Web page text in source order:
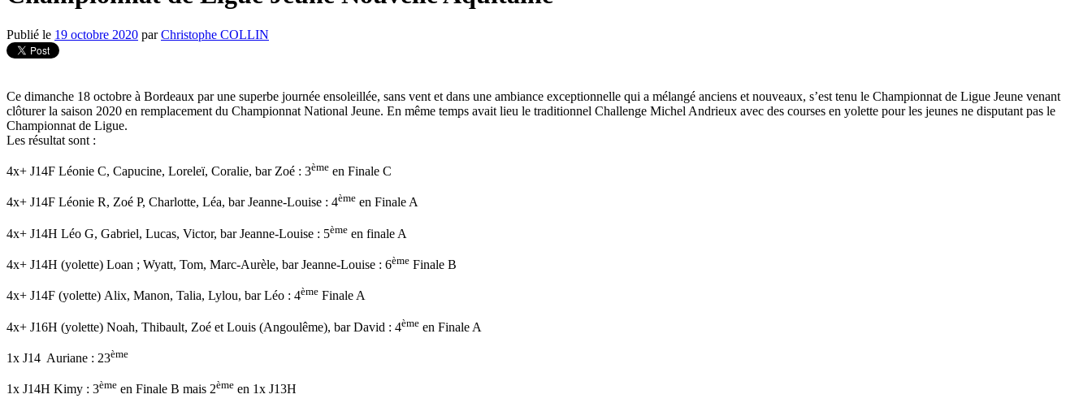
Publié le 19 octobre 2020 par Christophe COLLIN
Ce dimanche 18 octobre à Bordeaux par une superbe journée ensoleillée, sans vent et dans une ambiance exceptionnelle qui a mélangé anciens et nouveaux, s’est tenu le Championnat de Ligue Jeune venant
clôturer la saison 2020 en remplacement du Championnat National Jeune. En même temps avait lieu le traditionnel Challenge Michel Andrieux avec des courses en yolette pour les jeunes ne disputant pas le
Championnat de Ligue.
Les résultat sont :
4x+ J14F Léonie C, Capucine, Loreleï, Coralie, bar Zoé : 3ème en Finale C
4x+ J14F Léonie R, Zoé P, Charlotte, Léa, bar Jeanne-Louise : 4ème en Finale A
4x+ J14H Léo G, Gabriel, Lucas, Victor, bar Jeanne-Louise : 5ème en finale A
4x+ J14H (yolette) Loan ; Wyatt, Tom, Marc-Aurèle, bar Jeanne-Louise : 6ème Finale B
4x+ J14F (yolette) Alix, Manon, Talia, Lylou, bar Léo : 4ème Finale A
4x+ J16H (yolette) Noah, Thibault, Zoé et Louis (Angoulême), bar David : 4ème en Finale A
1x J14 Auriane : 23ème
1x J14H Kimy : 3ème en Finale B mais 2ème en 1x J13H